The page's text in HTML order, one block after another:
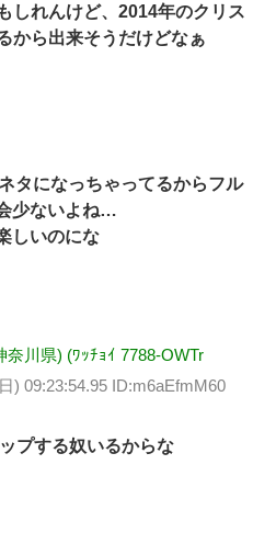
しれんけど、2014年のクリス
から出来そうだけどなぁ
タになっちゃってるからフル
少ないよね…
しいのにな
川県) (ﾜｯﾁｮｲ 7788-OWTr
) 09:23:54.95 ID:m6aEfmM60
プする奴いるからな